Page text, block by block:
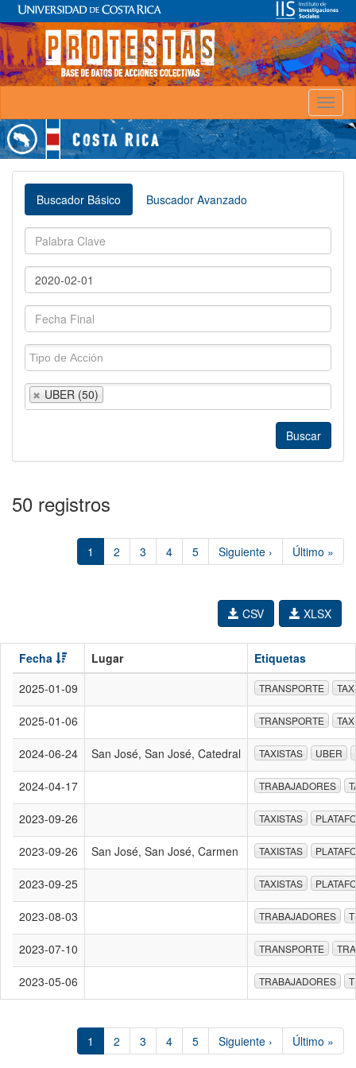
Buscador Básico Buscador Avanzado
UBER (50)
50 registros
1 2 3 4 5 Siguiente › Último »
XLSX
CSV
Fecha Lugar
Etiquetas
2025-01-09
TRANSPORTE
2025-01-06 TRANSPORTE
2024-06-24 San José, San José, Catedral TAXISTAS UBER
2024-04-17 TRABAJADORES
2023-09-26 TAXISTAS
2023-09-26 San José, San José, Carmen TAXISTAS
2023-09-25 TAXISTAS
2023-08-03 TRABAJADORES
2023-07-10 TRANSPORTE
2023-05-06 TRABAJADORES
1 2 3 4 5 Siguiente › Último »